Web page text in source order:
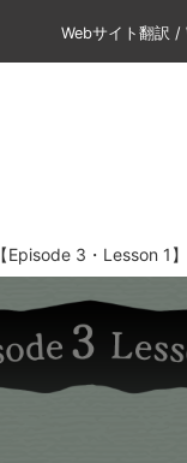
Webサイト翻訳
【Episode 3・Lesson 1